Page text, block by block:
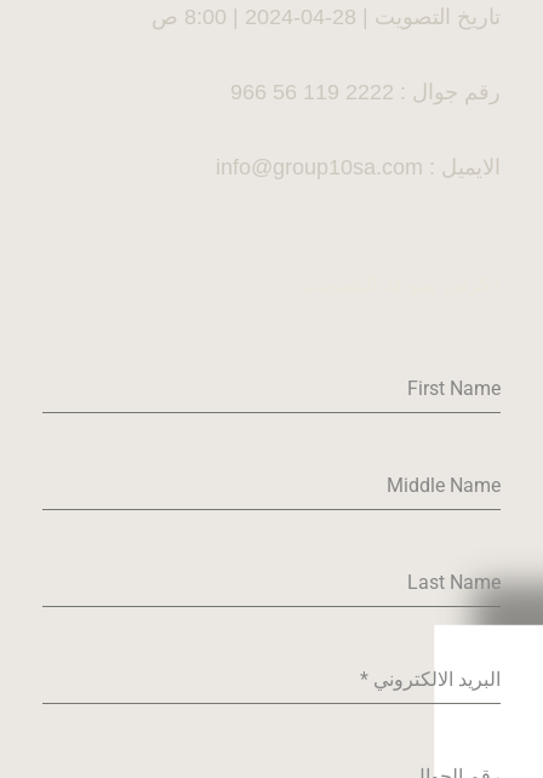
تاریخ التصویت | 28-04-2024 | 8:00 ص
رقم جوال : 2222 119 56 966
الايميل : info@group10sa.com
First Name
Middle Name
Last Name
البريد الالكتروني *